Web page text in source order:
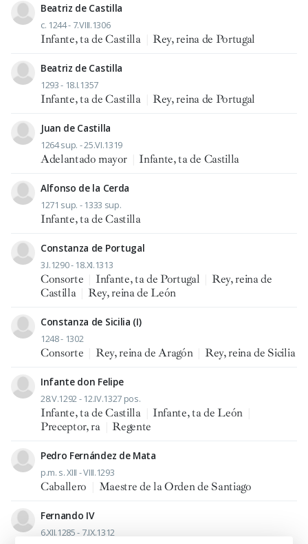
Beatriz de Castilla
c. 1244 - 7.VIII.1306
Infante, ta de Castilla Rey, reina de Portugal
Beatriz de Castilla
1293 - 18.I.1357
Infante, ta de Castilla Rey, reina de Portugal
Juan de Castilla
1264 sup. - 25.VI.1319
Adelantado mayor Infante, ta de Castilla
Alfonso de la Cerda
1271 sup. - 1333 sup.
Infante, ta de Castilla
Constanza de Portugal
3.I.1290 - 18.XI.1313
Consorte Infante, ta de Portugal
Rey, reina de
Castilla
Rey, reina de León
Constanza de Sicilia (I)
1248 - 1302
Consorte Rey, reina de Aragón Rey, reina de Sicilia
Infante don Felipe
28.V.1292 - 12.IV.1327 pos.
Infante, ta de Castilla Infante, ta de León
Preceptor, ra
Regente
Pedro Fernández de Mata
p.m. s. XIII - VIII.1293
Caballero Maestre de la Orden de Santiago
Fernando IV
6.XII.1285 - 7.IX.1312